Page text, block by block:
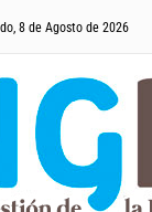
8 de Agosto de 2026